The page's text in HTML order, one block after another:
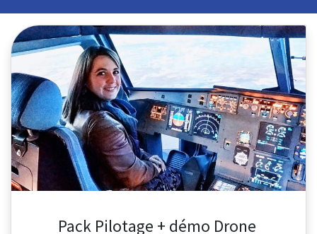
Pack Pilotage + démo Drone